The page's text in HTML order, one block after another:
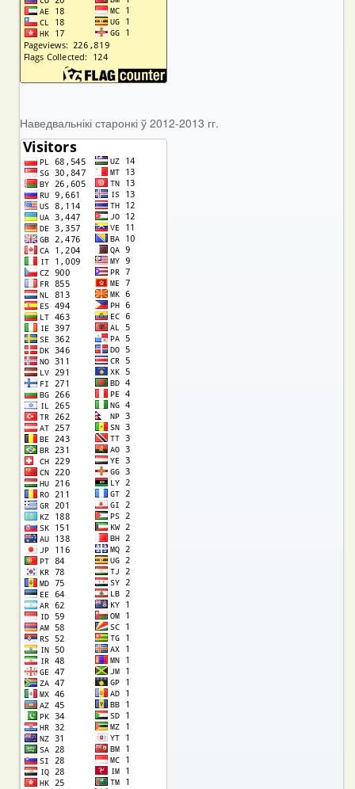
Наведвальнікі старонкі ў 2012-2013 гг.